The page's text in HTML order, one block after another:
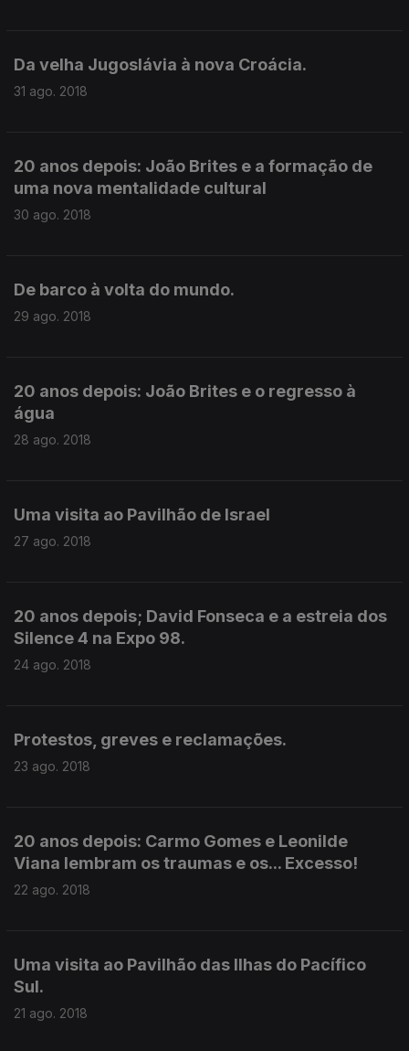
Da velha Jugoslávia à nova Croácia.
31 ago. 2018
20 anos depois: João Brites e a formação de
uma nova mentalidade cultural
30 ago. 2018
De barco à volta do mundo.
29 ago. 2018
20 anos depois: João Brites e o regresso à
água
28 ago. 2018
Uma visita ao Pavilhão de Israel
27 ago. 2018
20 anos depois; David Fonseca e a estreia dos
Silence 4 na Expo 98.
24 ago. 2018
Protestos, greves e reclamações.
23 ago. 2018
20 anos depois: Carmo Gomes e Leonilde
Viana lembram os traumas e os... Excesso!
22 ago. 2018
Uma visita ao Pavilhão das Ilhas do Pacífico
Sul.
21 ago. 2018